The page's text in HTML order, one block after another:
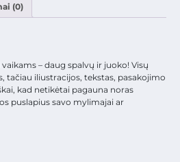
(0)
– daug spalvų ir juoko! Visų
tačiau iliustracijos, tekstas, pasakojimo
kad netikėtai pagauna noras
puslapius savo mylimajai ar